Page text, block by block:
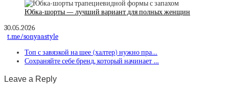
Юбка-шорты — лучший вариант для полных женщин
30.05.2026
t.me/sonyaastyle
Топ с завязкой на шее (халтер) нужно пра…
Сохраняйте себе бренд, который начинает …
Leave a Reply